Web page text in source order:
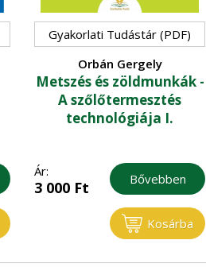
Gyakorlati Tudástár (PDF)
Orbán Gergely
Metszés és zöldmunkák -
A szőlőtermesztés
technológiája I.
Ár:
3 000 Ft Bővebben
Kosárba